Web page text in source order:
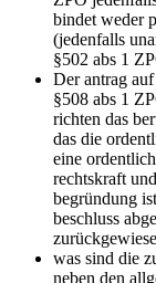
bindet weder
(jedenfalls
§502 abs 1
Der antrag auf
§508 abs 1
richten das
das die
eine
rechtskraft
begründung
beschluss
was sind die
neben den